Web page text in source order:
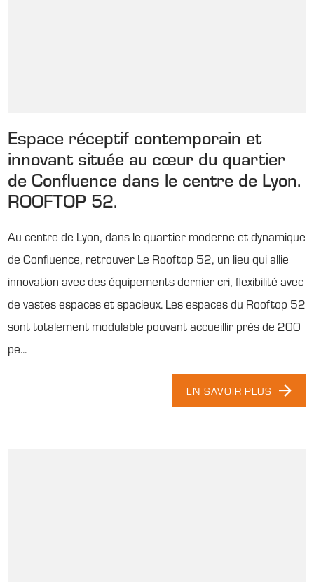
Espace réceptif contemporain et
innovant située au cœur du quartier
de Confluence dans le centre de Lyon.
ROOFTOP 52.
Au centre de Lyon, dans le quartier moderne et dynamique
de Confluence, retrouver Le Rooftop 52, un lieu qui allie
innovation avec des équipements dernier cri, flexibilité avec
de vastes espaces et spacieux. Les espaces du Rooftop 52
sont totalement modulable pouvant accueillir près de 200
pe...
EN SAVOIR PLUS